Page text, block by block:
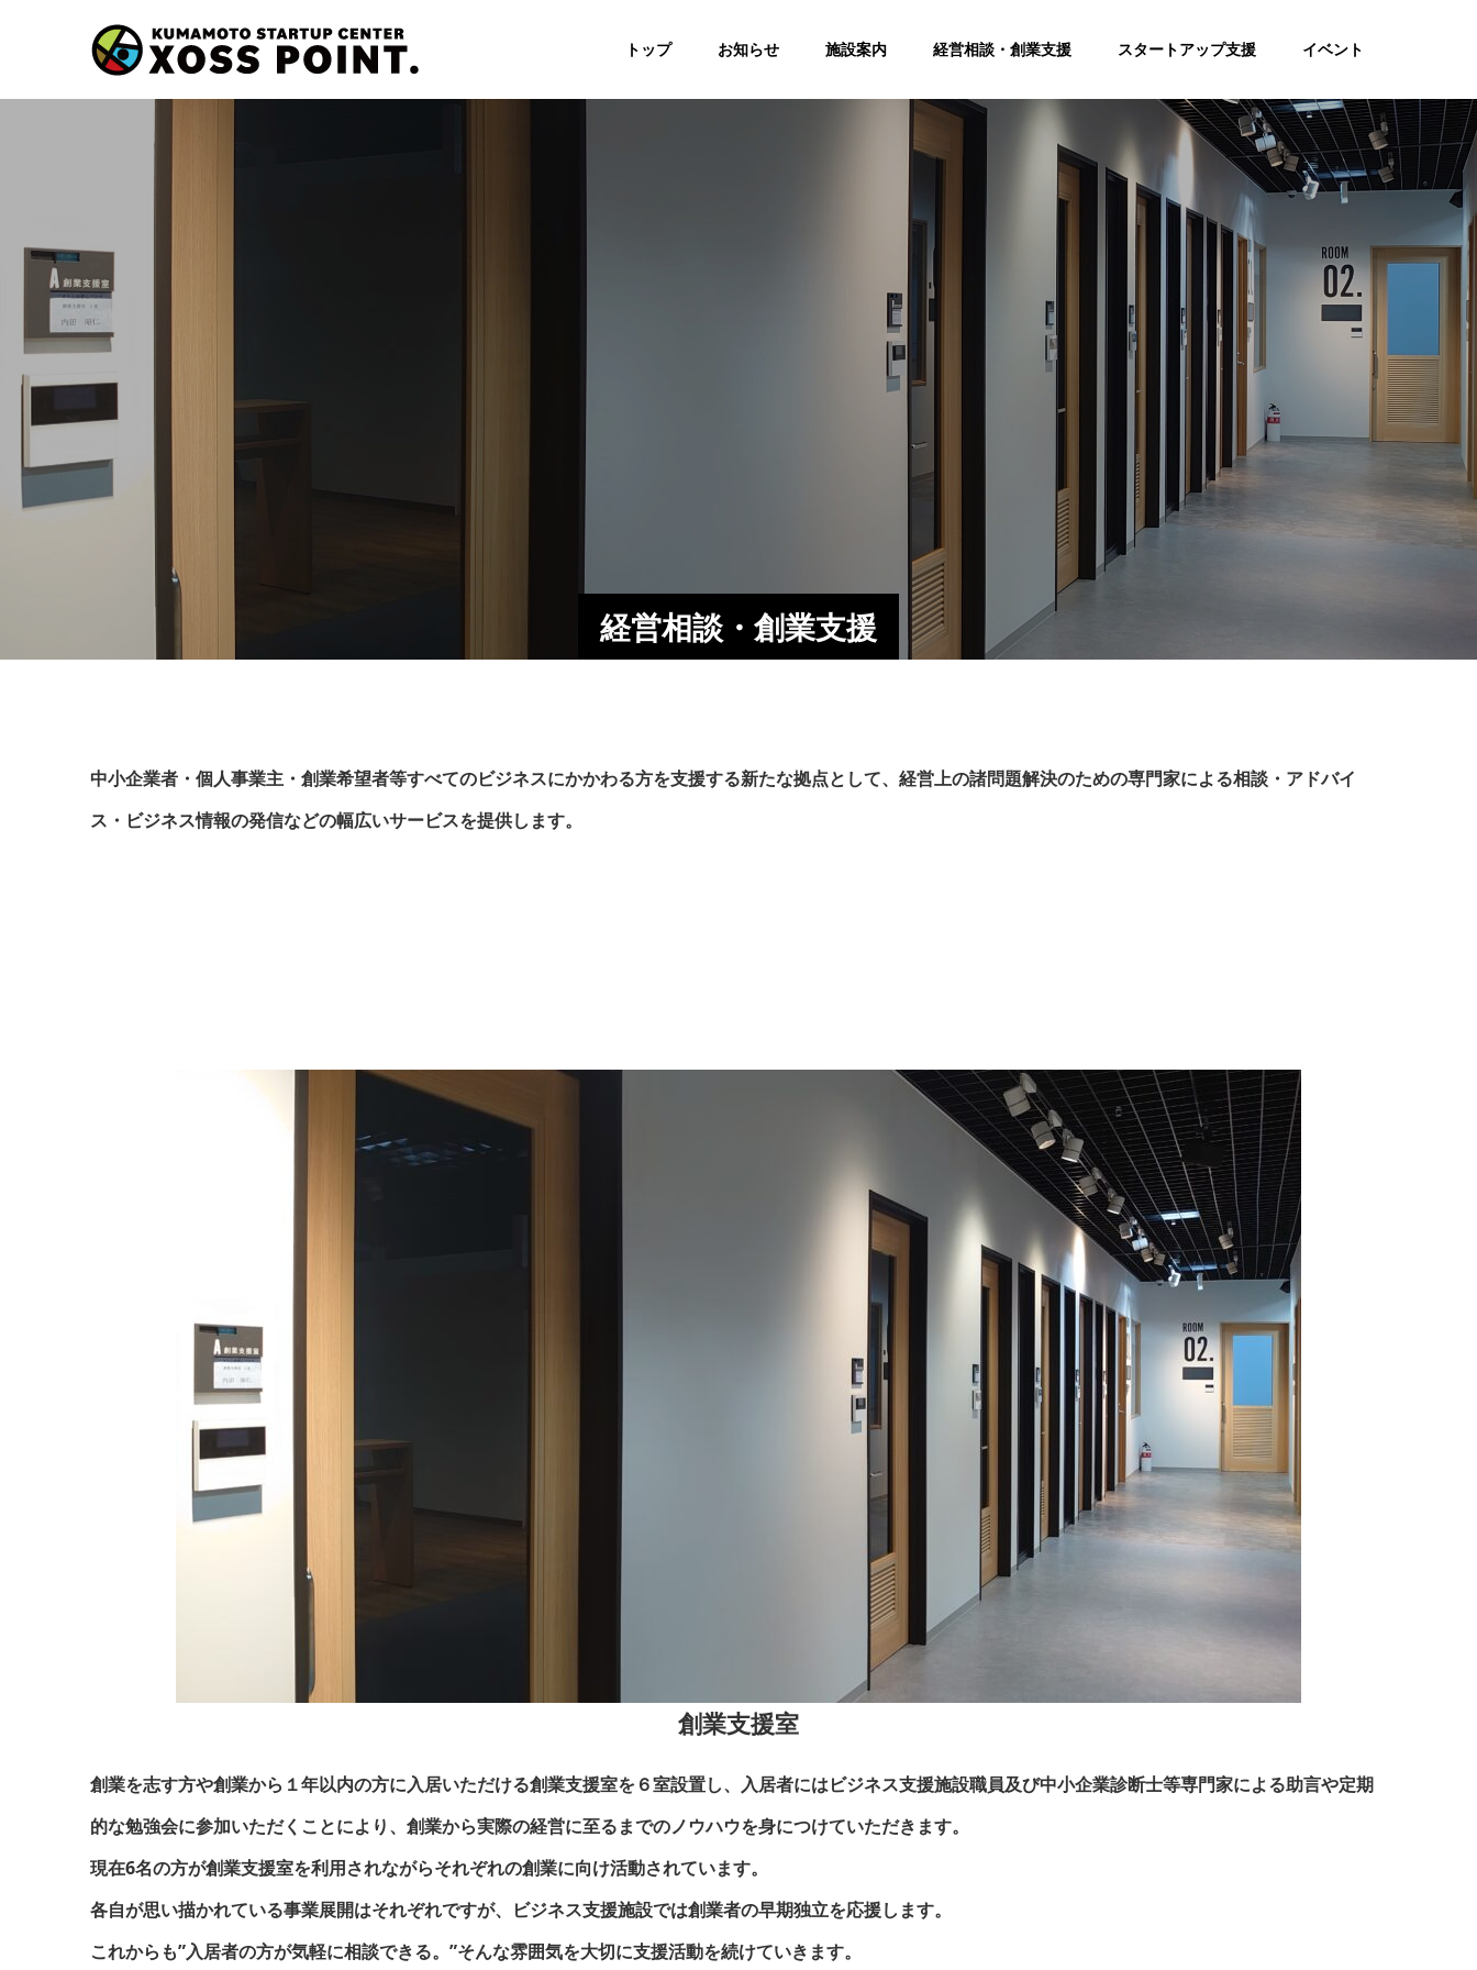
トップ お知らせ 施設案内 経営相談・創業支援 スタートアップ支援 イベント
経営相談・創業支援
中小企業者・個人事業主・創業希望者等すべてのビジネスにかかわる方を支援する新たな拠点として、経営上の諸問題解決のための専門家による相談・アドバイ
ス・ビジネス情報の発信などの幅広いサービスを提供します。
創業支援室
創業を志す方や創業から１年以内の方に入居いただける創業支援室を６室設置し、入居者にはビジネス支援施設職員及び中小企業診断士等専門家による助言や定期
的な勉強会に参加いただくことにより、創業から実際の経営に至るまでのノウハウを身につけていただきます。
現在6名の方が創業支援室を利用されながらそれぞれの創業に向け活動されています。
各自が思い描かれている事業展開はそれぞれですが、ビジネス支援施設では創業者の早期独立を応援します。
これからも”入居者の方が気軽に相談できる。”そんな雰囲気を大切に支援活動を続けていきます。